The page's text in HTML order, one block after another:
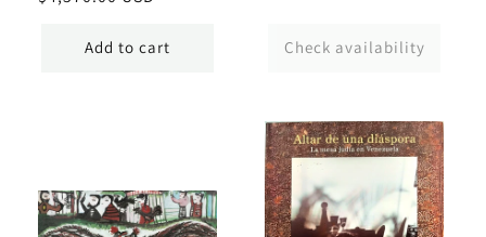
Add to cart Check availability